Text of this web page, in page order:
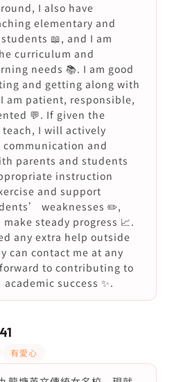
I also have
elementary and
📖, and I am
curriculum and
needs 📚. I am good
and getting along with
am patient, responsible,
💬. If given the
I will actively
and
parents and students
instruction
and support
weaknesses ✏️,
steady progress 📈.
any extra help outside
can contact me at any
to contributing to
success ✨.
有愛心